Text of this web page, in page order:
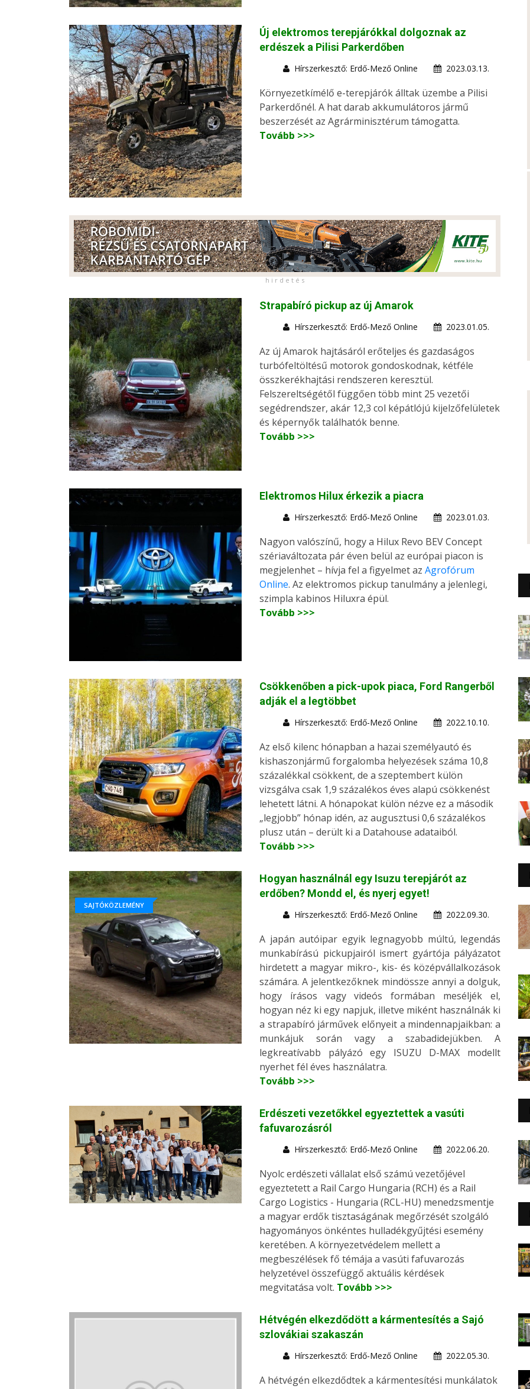
Új elektromos terepjárókkal dolgoznak az
erdészek a Pilisi Parkerdőben
Hírszerkesztő: Erdő-Mező Online 2023.03.13.
Környezetkímélő e-terepjárók álltak üzembe a Pilisi
Parkerdőnél. A hat darab akkumulátoros jármű
beszerzését az Agrárminisztérum támogatta.
Tovább >>>
h i r d e t é s
Strapabíró pickup az új Amarok
Hírszerkesztő: Erdő-Mező Online 2023.01.05.
Az új Amarok hajtásáról erőteljes és gazdaságos
turbófeltöltésű motorok gondoskodnak, kétféle
összkerékhajtási rendszeren keresztül.
Felszereltségétől függően több mint 25 vezetői
segédrendszer, akár 12,3 col képátlójú kijelzőfelületek
és képernyők találhatók benne.
Tovább >>>
Elektromos Hilux érkezik a piacra
Hírszerkesztő: Erdő-Mező Online 2023.01.03.
Nagyon valószínű, hogy a Hilux Revo BEV Concept
szériaváltozata pár éven belül az európai piacon is
megjelenhet – hívja fel a figyelmet az Agrofórum
Online. Az elektromos pickup tanulmány a jelenlegi,
szimpla kabinos Hiluxra épül.
Tovább >>>
Csökkenőben a pick-upok piaca, Ford Rangerből
adják el a legtöbbet
Hírszerkesztő: Erdő-Mező Online 2022.10.10.
Az első kilenc hónapban a hazai személyautó és
kishaszonjármű forgalomba helyezések száma 10,8
százalékkal csökkent, de a szeptembert külön
vizsgálva csak 1,9 százalékos éves alapú csökkenést
lehetett látni. A hónapokat külön nézve ez a második
„legjobb” hónap idén, az augusztusi 0,6 százalékos
plusz után – derült ki a Datahouse adataiból.
Tovább >>>
SAJTÓKÖZLEMÉNY
Hogyan használnál egy Isuzu terepjárót az
erdőben? Mondd el, és nyerj egyet!
Hírszerkesztő: Erdő-Mező Online 2022.09.30.
A japán autóipar egyik legnagyobb múltú, legendás
munkabírású pickupjairól ismert gyártója pályázatot
hirdetett a magyar mikro-, kis- és középvállalkozások
számára. A jelentkezőknek mindössze annyi a dolguk,
hogy írásos vagy videós formában meséljék el,
hogyan néz ki egy napjuk, illetve miként használnák ki
a strapabíró járművek előnyeit a mindennapjaikban: a
munkájuk során vagy a szabadidejükben. A
legkreatívabb pályázó egy ISUZU D-MAX modellt
nyerhet fél éves használatra.
Tovább >>>
Erdészeti vezetőkkel egyeztettek a vasúti
fafuvarozásról
Hírszerkesztő: Erdő-Mező Online 2022.06.20.
Nyolc erdészeti vállalat első számú vezetőjével
egyeztetett a Rail Cargo Hungaria (RCH) és a Rail
Cargo Logistics - Hungaria (RCL-HU) menedzsmentje
a magyar erdők tisztaságának megőrzését szolgáló
hagyományos önkéntes hulladékgyűjtési esemény
keretében. A környezetvédelem mellett a
megbeszélések fő témája a vasúti fafuvarozás
helyzetével összefüggő aktuális kérdések
megvitatása volt. Tovább >>>
Hétvégén elkezdődött a kármentesítés a Sajó
szlovákiai szakaszán
Hírszerkesztő: Erdő-Mező Online 2022.05.30.
A hétvégén elkezdődtek a kármentesítési munkálatok